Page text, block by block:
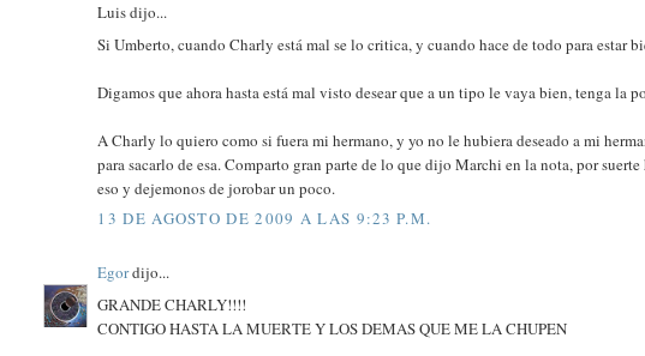
Luis dijo...
Si Umberto, cuando Charly está mal se lo critica, y cuando hace de todo para estar
Digamos que ahora hasta está mal visto desear que a un tipo le vaya bien, tenga la
A Charly lo quiero como si fuera mi hermano, y yo no le hubiera deseado a mi
para sacarlo de esa. Comparto gran parte de lo que dijo Marchi en la nota, por
eso y dejemonos de jorobar un poco.
13 DE AGOSTO DE 2009 A LAS 9:23 P.M.
Egordijo...
GRANDE CHARLY!!!!
CONTIGO HASTA LA MUERTE Y LOS DEMAS QUE ME LA CHUPEN